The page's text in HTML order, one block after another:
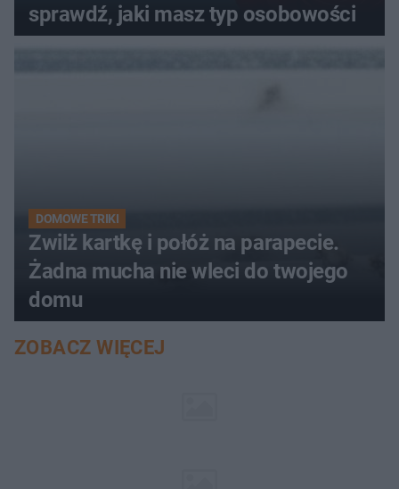
sprawdź, jaki masz typ osobowości
DOMOWE TRIKI
Zwilż kartkę i połóż na parapecie.
Żadna mucha nie wleci do twojego
domu
ZOBACZ WIĘCEJ